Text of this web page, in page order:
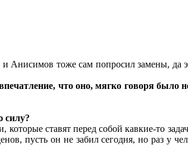
Анисимов тоже сам попросил замены, да
что оно, мягко говоря
силу?
ставят перед собой кавкие-то
пусть он не забил сегодня, но раз у